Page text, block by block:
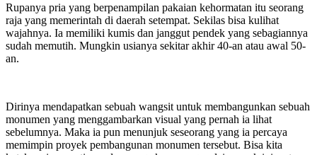
Rupanya pria yang berpenampilan pakaian kehormatan itu seorang
raja yang memerintah di daerah setempat. Sekilas bisa kulihat
wajahnya. Ia memiliki kumis dan janggut pendek yang sebagiannya
sudah memutih. Mungkin usianya sekitar akhir 40-an atau awal 50-
an.
Dirinya mendapatkan sebuah wangsit untuk membangunkan sebuah
monumen yang menggambarkan visual yang pernah ia lihat
sebelumnya. Maka ia pun menunjuk seseorang yang ia percaya
memimpin proyek pembangunan monumen tersebut. Bisa kita